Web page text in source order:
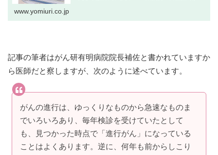
www.yomiuri.co.jp
記事の筆者はがん研有明病院院長補佐と書かれていますか
ら医師だと察しますが、次のように述べています。
がんの進行は、ゆっくりなものから急速なものま
でいろいろあり、毎年検診を受けていたとして
も、見つかった時点で「進行がん」になっている
ことはよくあります。逆に、何年も前からしこり